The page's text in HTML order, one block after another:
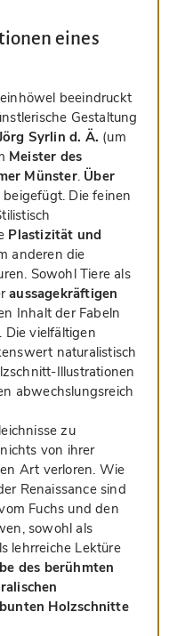
eines
beeindruckt
Gestaltung
Syrlin d. Ä. (um
Meister des
Münster. Über
Die feinen
Plastizität und
anderen die
Sowohl Tiere als
aussagekräftigen
Inhalt der Fabeln
Die vielfältigen
naturalistisch
Illustrationen
abwechslungsreich
zu
von ihrer
Art verloren. Wie
Renaissance sind
Fuchs und den
sowohl als
lehrreiche Lektüre
des berühmten
Holzschnitte